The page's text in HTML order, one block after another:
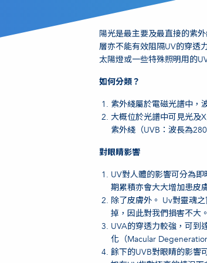
陽光是最主要及最直接的紫
層亦不能有效阻隔UV的穿透
太陽燈或一些特殊照明用的
如何分類？
紫外綫屬於電磁光譜中，
大概位於光譜中可見光及
紫外綫（UVB：波長為
對眼睛影響
UV對人體的影響可分為
期累積亦會大大增加患皮
除了皮膚外。 Uv對靈魂
掉，因此對我們損害不大。
UVA的穿透力較強，可到
化（Macular
餘下的UVB對眼睛的影響